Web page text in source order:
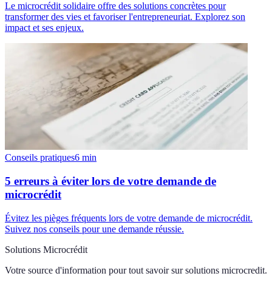
Le microcrédit solidaire offre des solutions concrètes pour
transformer des vies et favoriser l'entrepreneuriat. Explorez son
impact et ses enjeux.
Conseils pratiques6 min
5 erreurs à éviter lors de votre demande de
microcrédit
Évitez les pièges fréquents lors de votre demande de microcrédit.
Suivez nos conseils pour une demande réussie.
Solutions Microcrédit
Votre source d'information pour tout savoir sur solutions microcredit.